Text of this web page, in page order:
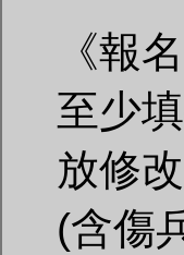
《報
至少
放修
(含傷